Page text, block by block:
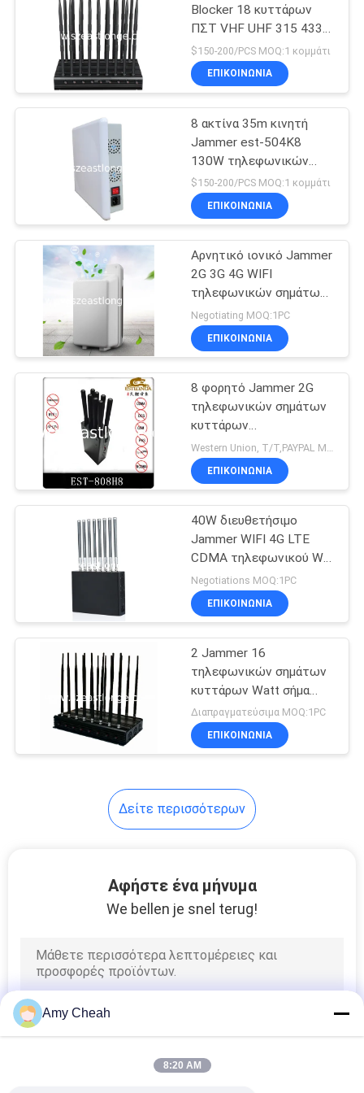
Ακουστικό Jammer
καταγραφής
21
5G Jammer
Ανάλυση
ανίχνευσης
σήματος
Δίκτυο ασύρματης
επικοινωνίας
15
δύναμης
Συσκευές
επικοινωνιών
Blocker 18 κυττάρων
ΠΣΤ VHF UHF 315 433
ζωνών WIFI Jammer
868 σημάτων
$150-200/PCS MOQ:1 κομμάτι
ΕΠΙΚΟΙΝΩΝΊΑ
8 ακτίνα 35m κινητή
Jammer est-504K8
130W τηλεφωνικών
σημάτων υψηλή δύναμη
DC12V 20A ζωνών
$150-200/PCS MOQ:1 κομμάτι
ΕΠΙΚΟΙΝΩΝΊΑ
Αρνητικό ιονικό Jammer
2G 3G 4G WIFI
τηλεφωνικών σημάτων
κυττάρων εξαγνιστών
αέρα ανιόντων για το
σπίτι
Negotiating MOQ:1PC
ΕΠΙΚΟΙΝΩΝΊΑ
8 φορητό Jammer 2G
τηλεφωνικών σημάτων
κυττάρων
ζωνών/Blocker AC110V-
240V 3G/4G/Wifi
ΕΠΙΚΟΙΝΩΝΊΑ
40W διευθετήσιμο
Jammer WIFI 4G LTE
CDMA τηλεφωνικού Wifi
κυττάρων Blocker est-
505F8 σημάτων
Negotiations MOQ:1PC
ΕΠΙΚΟΙΝΩΝΊΑ
2 Jammer 16
τηλεφωνικών σημάτων
κυττάρων Watt σήμα
est-502F16 ΠΣΤ WiFi
GSM CDMA 3G 4G
ζωνών
Διαπραγματεύσιμα MOQ:1PC
ΕΠΙΚΟΙΝΩΝΊΑ
Δείτε περισσότερων
Αφήστε ένα μήνυμα
We bellen je snel terug!
Amy Cheah
8:20 AM